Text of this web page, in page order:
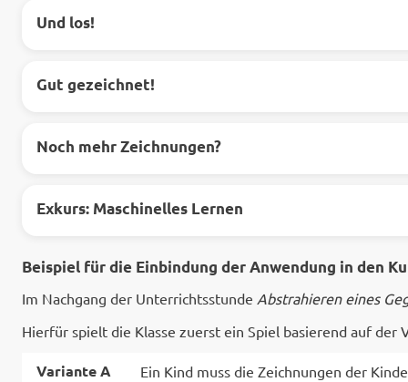
Und los!
Gut gezeichnet!
Noch mehr Zeichnungen?
Exkurs: Maschinelles Lernen
Beispiel für die Einbindung der Anwendung in den
Im Nachgang der Unterrichtsstunde Abstrahieren eines
Hierfür spielt die Klasse zuerst ein Spiel basierend auf der
Variante A Ein Kind muss die Zeichnungen der